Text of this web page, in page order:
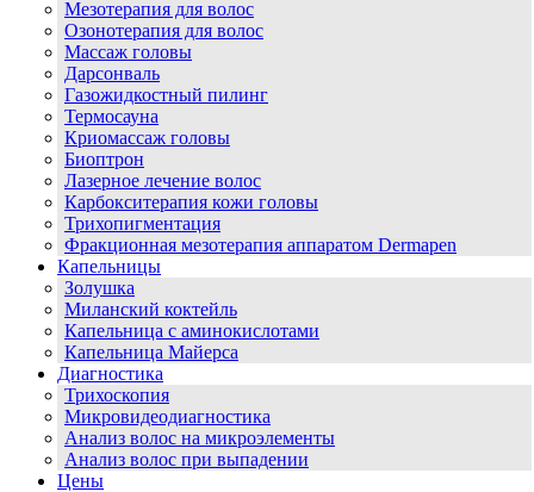
Мезотерапия для волос
Озонотерапия для волос
Массаж головы
Дарсонваль
Газожидкостный пилинг
Термосауна
Криомассаж головы
Биоптрон
Лазерное лечение волос
Карбокситерапия кожи головы
Трихопигментация
Фракционная мезотерапия аппаратом Dermapen
Капельницы
Золушка
Миланский коктейль
Капельница с аминокислотами
Капельница Майерса
Диагностика
Трихоскопия
Микровидеодиагностика
Анализ волос на микроэлементы
Анализ волос при выпадении
Цены